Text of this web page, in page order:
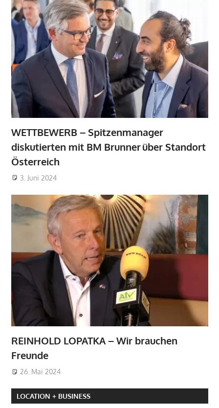
WETTBEWERB – Spitzenmanager
diskutierten mit BM Brunner über Standort
Österreich
3. Juni 2024
REINHOLD LOPATKA – Wir brauchen
Freunde
26. Mai 2024
LOCATION + BUSINESS